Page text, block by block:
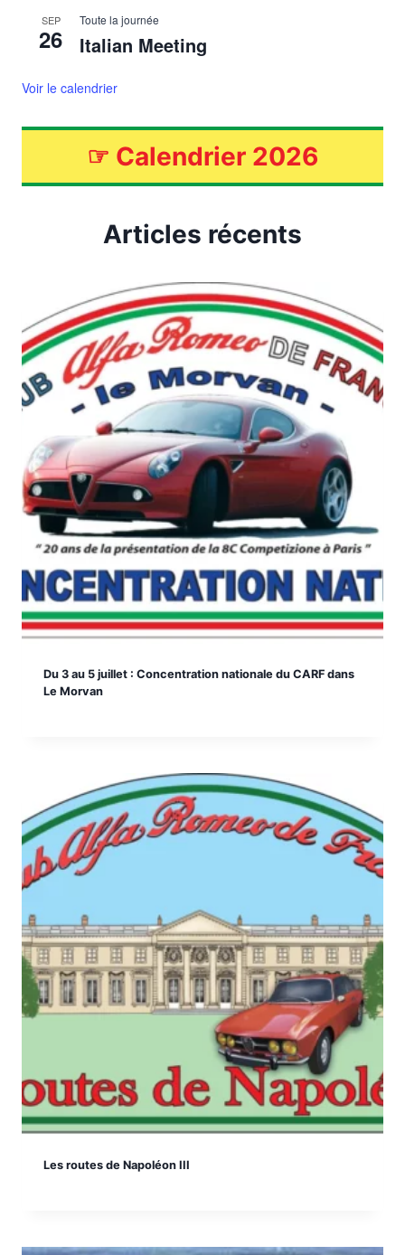
SEP
26
Toute la journée
Italian Meeting
Voir le calendrier
☞ Calendrier 2026
Articles récents
Du 3 au 5 juillet : Concentration nationale du CARF dans
Le Morvan
Les routes de Napoléon III